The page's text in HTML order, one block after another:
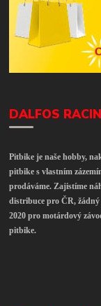
DALFOS
Pitbike je naše hobby,
pitbike s vlastním
prodáváme. Zajistíme
distribuce pro ČR, žádný
2020 pro motárdový
pitbike.